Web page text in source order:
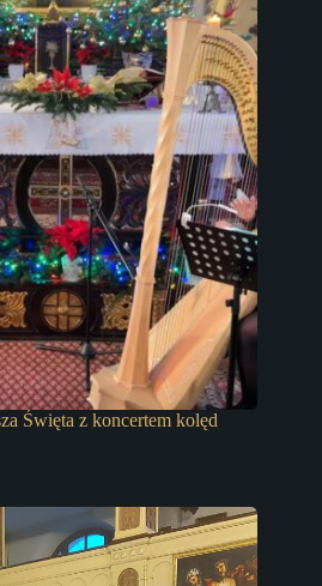
Święta z koncertem kolęd